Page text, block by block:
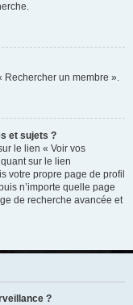
Rechercher un membre ».
et sujets ?
le lien « Voir vos
sur le lien
votre propre page de profil
n’importe quelle page
de recherche avancée et
?